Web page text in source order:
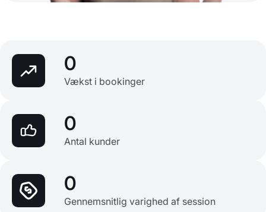
0
Vækst i bookinger
0
Antal kunder
0
Gennemsnitlig varighed af session